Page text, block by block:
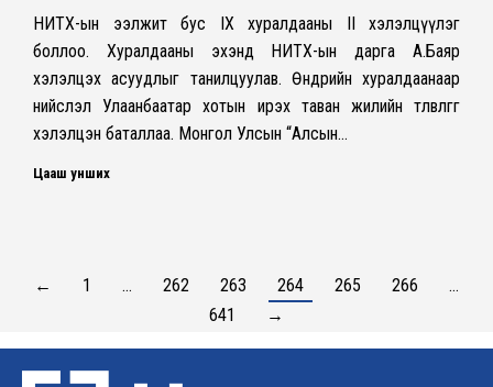
НИТХ-ын ээлжит бус IX хуралдааны II хэлэлцүүлэг
боллоо. Хуралдааны эхэнд НИТХ-ын дарга А.Баяр
хэлэлцэх асуудлыг танилцуулав. Өнөөдрийн хуралдаанаар
нийслэл Улаанбаатар хотын ирэх таван жилийн төлөвлөгөөг
хэлэлцэн баталлаа. Монгол Улсын “Алсын…
Цааш унших
← 1 … 262 263 264 265 266
…
641
→